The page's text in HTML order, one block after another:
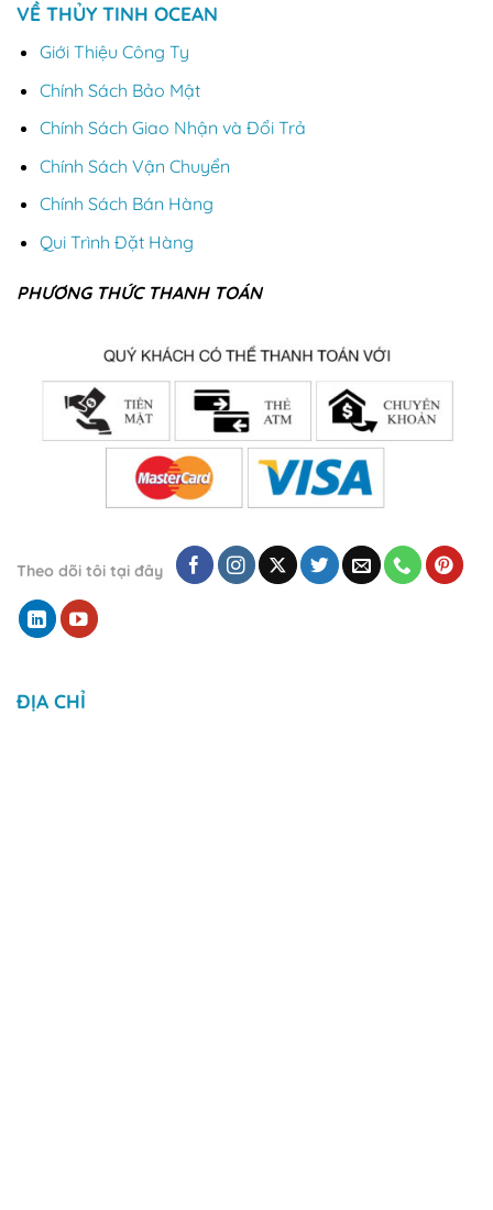
VỀ THỦY TINH OCEAN
Giới Thiệu Công Ty
Chính Sách Bảo Mật
Chính Sách Giao Nhận và Đổi Trả
Chính Sách Vận Chuyển
Chính Sách Bán Hàng
Qui Trình Đặt Hàng
PHƯƠNG THỨC THANH TOÁN
Theo dõi tôi tại đây
ĐỊA CHỈ